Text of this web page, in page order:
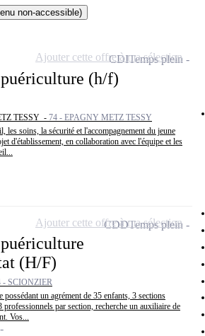
non-accessible)
(h/f)
TESSY - 74 - EPAGNY METZ TESSY
soins, la sécurité et l'accompagnement du jeune
d'établissement, en collaboration avec l'équipe et les
CDITemps plein
Ajouter cette offre à ma sélection
(H/F)
- SCIONZIER
possédant un agrément de 35 enfants, 3 sections
professionnels par section, recherche un auxiliaire de
Vos...
CDDTemps plein
Ajouter cette offre à ma sélection